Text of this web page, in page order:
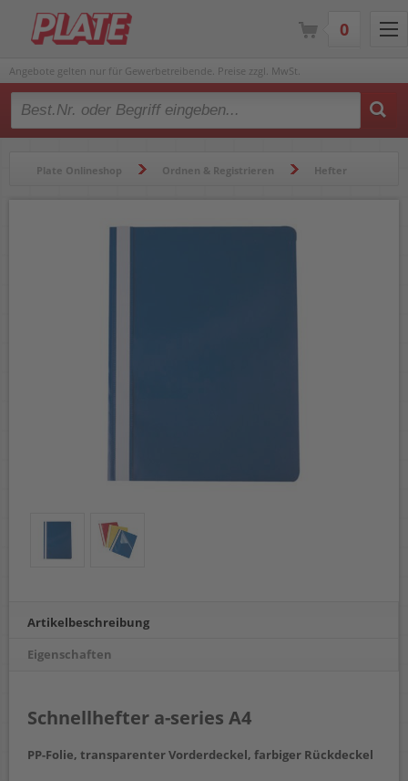
Angebote gelten nur für Gewerbetreibende. Preise zzgl. MwSt.
Type 2 or more characters for results.
Plate Onlineshop Ordnen & Registrieren Hefter
Artikelbeschreibung
Eigenschaften
Schnellhefter a-series A4
PP-Folie, transparenter Vorderdeckel, farbiger Rückdeckel
0